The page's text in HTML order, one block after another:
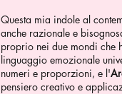
Questa mia indole al
anche razionale e
proprio nei due mondi che
linguaggio emozionale
numeri e proporzioni, e l'
pensiero creativo e